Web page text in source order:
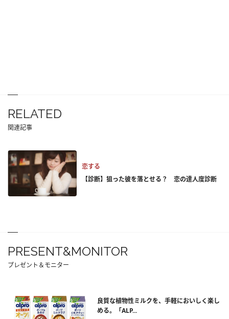
RELATED
関連記事
恋する
【診断】狙った彼を落とせる？ 恋の達人度診断
PRESENT&MONITOR
プレゼント＆モニター
良質な植物性ミルクを、手軽においしく楽し
める。「ALP...